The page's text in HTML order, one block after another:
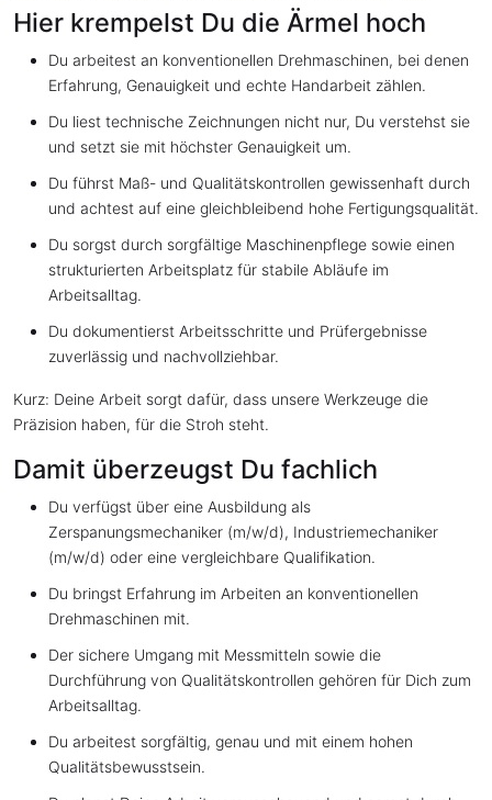
Hier krempelst Du die Ärmel hoch
Du arbeitest an konventionellen Drehmaschinen, bei denen
Erfahrung, Genauigkeit und echte Handarbeit zählen.
Du liest technische Zeichnungen nicht nur, Du verstehst sie
und setzt sie mit höchster Genauigkeit um.
Du führst Maß- und Qualitätskontrollen gewissenhaft durch
und achtest auf eine gleichbleibend hohe Fertigungsqualität.
Du sorgst durch sorgfältige Maschinenpflege sowie einen
strukturierten Arbeitsplatz für stabile Abläufe im
Arbeitsalltag.
Du dokumentierst Arbeitsschritte und Prüfergebnisse
zuverlässig und nachvollziehbar.
Kurz: Deine Arbeit sorgt dafür, dass unsere Werkzeuge die
Präzision haben, für die Stroh steht.
Damit überzeugst Du fachlich
Du verfügst über eine Ausbildung als
Zerspanungsmechaniker (m/w/d), Industriemechaniker
(m/w/d) oder eine vergleichbare Qualifikation.
Du bringst Erfahrung im Arbeiten an konventionellen
Drehmaschinen mit.
Der sichere Umgang mit Messmitteln sowie die
Durchführung von Qualitätskontrollen gehören für Dich zum
Arbeitsalltag.
Du arbeitest sorgfältig, genau und mit einem hohen
Qualitätsbewusstsein.